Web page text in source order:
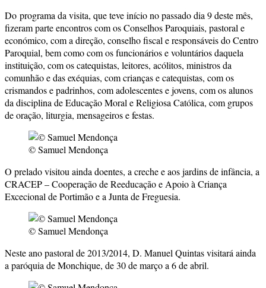
Do programa da visita, que teve início no passado dia 9 deste mês,
fizeram parte encontros com os Conselhos Paroquiais, pastoral e
económico, com a direção, conselho fiscal e responsáveis do Centro
Paroquial, bem como com os funcionários e voluntários daquela
instituição, com os catequistas, leitores, acólitos, ministros da
comunhão e das exéquias, com crianças e catequistas, com os
crismandos e padrinhos, com adolescentes e jovens, com os alunos
da disciplina de Educação Moral e Religiosa Católica, com grupos
de oração, liturgia, mensageiros e festas.
© Samuel Mendonça
O prelado visitou ainda doentes, a creche e aos jardins de infância, a
CRACEP – Cooperação de Reeducação e Apoio à Criança
Excecional de Portimão e a Junta de Freguesia.
© Samuel Mendonça
Neste ano pastoral de 2013/2014, D. Manuel Quintas visitará ainda
a paróquia de Monchique, de 30 de março a 6 de abril.